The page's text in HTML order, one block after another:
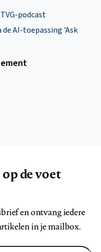
podcast
AI-toepassing 'Ask
de voet
en ontvang iedere
in je mailbox.